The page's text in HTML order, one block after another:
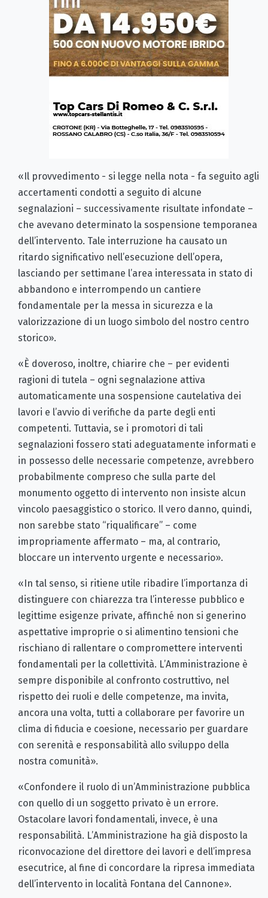
«Il provvedimento - si legge nella nota - fa seguito agli
accertamenti condotti a seguito di alcune
segnalazioni – successivamente risultate infondate –
che avevano determinato la sospensione temporanea
dell’intervento. Tale interruzione ha causato un
ritardo significativo nell’esecuzione dell’opera,
lasciando per settimane l’area interessata in stato di
abbandono e interrompendo un cantiere
fondamentale per la messa in sicurezza e la
valorizzazione di un luogo simbolo del nostro centro
storico».
«È doveroso, inoltre, chiarire che – per evidenti
ragioni di tutela – ogni segnalazione attiva
automaticamente una sospensione cautelativa dei
lavori e l’avvio di verifiche da parte degli enti
competenti. Tuttavia, se i promotori di tali
segnalazioni fossero stati adeguatamente informati e
in possesso delle necessarie competenze, avrebbero
probabilmente compreso che sulla parte del
monumento oggetto di intervento non insiste alcun
vincolo paesaggistico o storico. Il vero danno, quindi,
non sarebbe stato “riqualificare” – come
impropriamente affermato – ma, al contrario,
bloccare un intervento urgente e necessario».
«In tal senso, si ritiene utile ribadire l’importanza di
distinguere con chiarezza tra l’interesse pubblico e
legittime esigenze private, affinché non si generino
aspettative improprie o si alimentino tensioni che
rischiano di rallentare o compromettere interventi
fondamentali per la collettività. L’Amministrazione è
sempre disponibile al confronto costruttivo, nel
rispetto dei ruoli e delle competenze, ma invita,
ancora una volta, tutti a collaborare per favorire un
clima di fiducia e coesione, necessario per guardare
con serenità e responsabilità allo sviluppo della
nostra comunità».
«Confondere il ruolo di un’Amministrazione pubblica
con quello di un soggetto privato è un errore.
Ostacolare lavori fondamentali, invece, è una
responsabilità. L’Amministrazione ha già disposto la
riconvocazione del direttore dei lavori e dell’impresa
esecutrice, al fine di concordare la ripresa immediata
dell’intervento in località Fontana del Cannone».